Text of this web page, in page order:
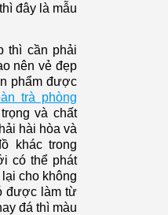
đây là mẫu
thì cần phải
nên vẻ đẹp
phẩm được
trà phòng
và chất
hài hòa và
khác trong
có thể phát
cho không
được làm từ
đá thì màu